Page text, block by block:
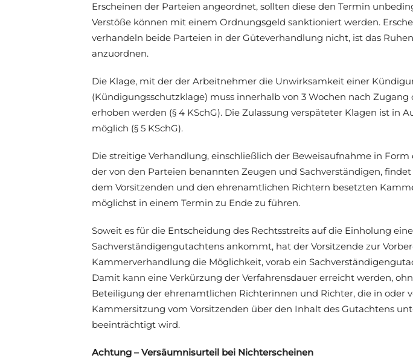
Erscheinen der Parteien angeordnet, sollten diese den Termin
Verstöße können mit einem Ordnungsgeld sanktioniert werden.
verhandeln beide Parteien in der Güteverhandlung nicht, ist das
anzuordnen.
Die Klage, mit der der Arbeitnehmer die Unwirksamkeit einer
(Kündigungsschutzklage) muss innerhalb von 3 Wochen nach
erhoben werden (§ 4 KSchG). Die Zulassung verspäteter Klagen ist in
möglich (§ 5 KSchG).
Die streitige Verhandlung, einschließlich der Beweisaufnahme in
der von den Parteien benannten Zeugen und Sachverständigen,
dem Vorsitzenden und den ehrenamtlichen Richtern besetzten
möglichst in einem Termin zu Ende zu führen.
Soweit es für die Entscheidung des Rechtsstreits auf die Einholung
Sachverständigengutachtens ankommt, hat der Vorsitzende zur
Kammerverhandlung die Möglichkeit, vorab ein
Damit kann eine Verkürzung der Verfahrensdauer erreicht werden,
Beteiligung der ehrenamtlichen Richterinnen und Richter, die in oder
Kammersitzung vom Vorsitzenden über den Inhalt des Gutachtens
beeinträchtigt wird.
Achtung – Versäumnisurteil bei Nichterscheinen